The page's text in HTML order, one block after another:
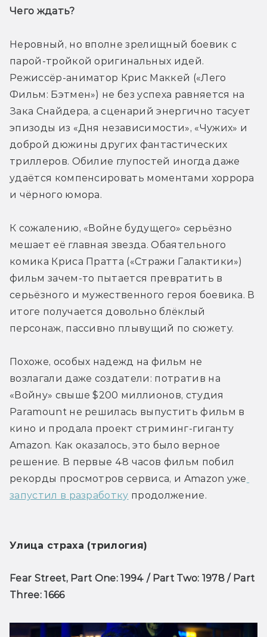
Чего ждать?
Неровный, но вполне зрелищный боевик с
парой-тройкой оригинальных идей.
Режиссёр-аниматор Крис Маккей («Лего
Фильм: Бэтмен») не без успеха равняется на
Зака Снайдера, а сценарий энергично тасует
эпизоды из «Дня независимости», «Чужих» и
доброй дюжины других фантастических
триллеров. Обилие глупостей иногда даже
удаётся компенсировать моментами хоррора
и чёрного юмора.
К сожалению, «Войне будущего» серьёзно
мешает её главная звезда. Обаятельного
комика Криса Пратта («Стражи Галактики»)
фильм зачем-то пытается превратить в
серьёзного и мужественного героя боевика. В
итоге получается довольно блёклый
персонаж, пассивно плывущий по сюжету.
Похоже, особых надежд на фильм не
возлагали даже создатели: потратив на
«Войну» свыше $200 миллионов, студия
Paramount не решилась выпустить фильм в
кино и продала проект стриминг-гиганту
Amazon. Как оказалось, это было верное
решение. В первые 48 часов фильм побил
рекорды просмотров сервиса, и Amazon уже
запустил в разработку продолжение.
Улица страха (трилогия)
Fear Street, Part One: 1994 / Part Two: 1978 / Part
Three: 1666